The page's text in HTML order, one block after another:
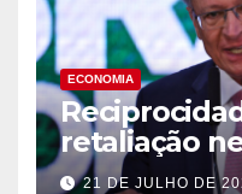
ECONOMIA
retaliação
olho”, diz
21 DE JULHO DE